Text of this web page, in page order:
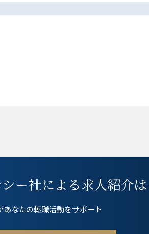
ー社による求人紹介
あなたの転職活動をサポート